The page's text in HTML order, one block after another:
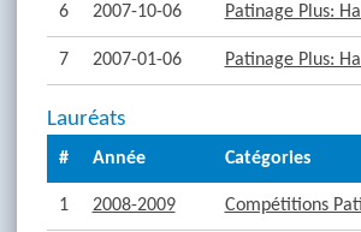
6 2007-10-06 Patinage Plus:
7 2007-01-06 Patinage Plus:
Lauréats
# Année Catégories
1 2008-2009 Compétitions